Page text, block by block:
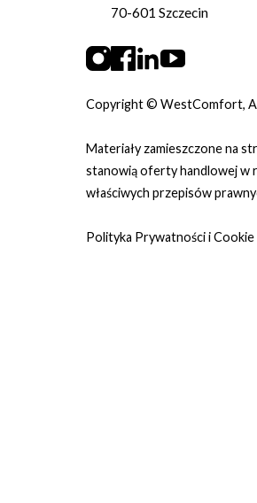
70-601 Szczecin
Copyright © WestComfort,
Materiały zamieszczone na
stanowią oferty handlowej w
właściwych przepisów
Polityka Prywatności i Cookie